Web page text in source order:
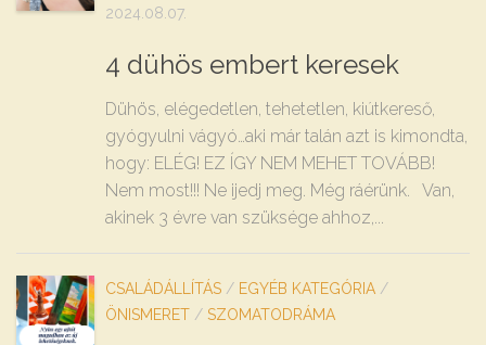
2024.08.07.
4 dühös embert keresek
Dühös, elégedetlen, tehetetlen, kiútkereső,
gyógyulni vágyó…aki már talán azt is kimondta,
hogy: ELÉG! EZ ÍGY NEM MEHET TOVÁBB!
Nem most!!! Ne ijedj meg. Még ráérünk. Van,
akinek 3 évre van szüksége ahhoz,...
CSALÁDÁLLÍTÁS / EGYÉB KATEGÓRIA /
ÖNISMERET / SZOMATODRÁMA